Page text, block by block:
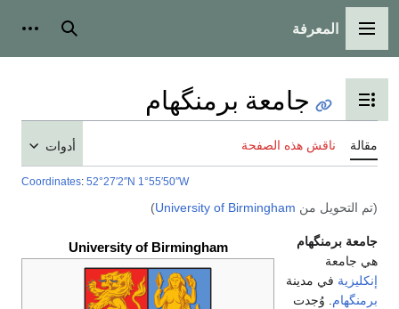
القائمة الرئيسية
المعرفة بحث
تبديل عرض جدول المحتويات
جامعة برمنگهام
مقالة ناقش هذه الصفحة أدوات
Coordinates: 52°27′2″N 1°55′50″W
(تم التحويل من University of Birmingham
)
University of Birmingham
جامعة برمنگهام
هي جامعة
إنكليزية في مدينة
برمنگهام . وُجدت